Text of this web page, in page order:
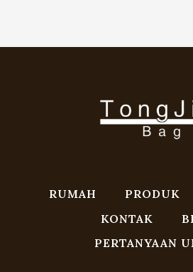
RUMAH PRODUK
KONTAK
PERTANYAAN